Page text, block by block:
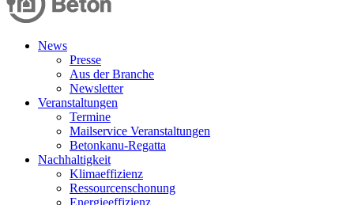
News
Presse
Aus der Branche
Newsletter
Veranstaltungen
Termine
Mailservice Veranstaltungen
Betonkanu-Regatta
Nachhaltigkeit
Klimaeffizienz
Ressourcenschonung
Energieeffizienz